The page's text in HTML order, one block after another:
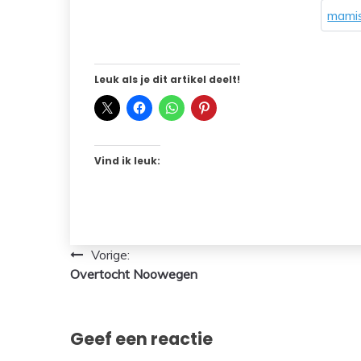
Leuk als je dit artikel deelt!
Vind ik leuk:
Bericht
navigatie
Vorige:
Overtocht Noowegen
Geef een reactie